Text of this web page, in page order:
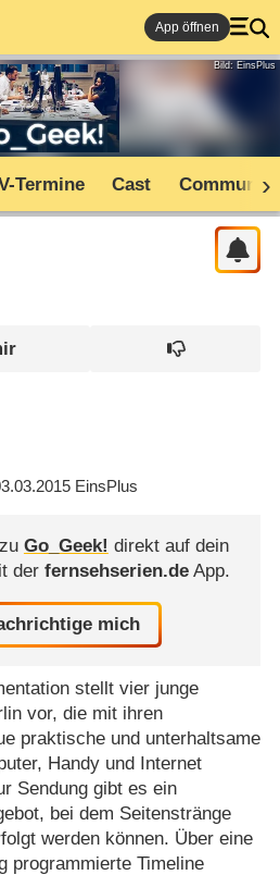
App öffnen
Bild: EinsPlus
Termine Cast Community
EinsPlus
Go_Geek! direkt auf dein
der fernsehserien.deApp.
mich
stellt vier junge
vor, die mit ihren
praktische und unterhaltsame
Handy und Internet
Sendung gibt es ein
bei dem Seitenstränge
werden können. Über eine
programmierte Timeline